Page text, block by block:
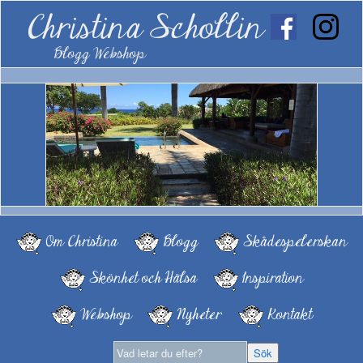
Christina Schollin
Blogg Webshop
Om Christina Blogg
Skådespelerskan
Skönhet och Hälsa
Inspiration
Webshop
Nyheter Kontakt